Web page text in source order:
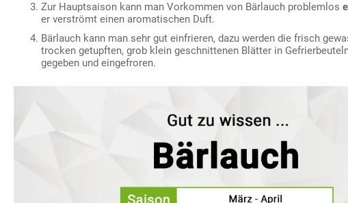
Zur Hauptsaison kann man Vorkommen von Bärlauch problemlos
er verströmt einen aromatischen Duft.
Bärlauch kann man sehr gut einfrieren, dazu werden die frisch
trocken getupften, grob klein geschnittenen Blätter in
gegeben und eingefroren.